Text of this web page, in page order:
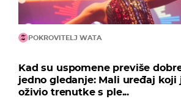
POKROVITELJ WATA
Kad su uspomene previše
jedno gledanje: Mali uređaj koji
oživio trenutke s ple...